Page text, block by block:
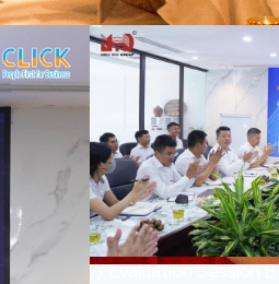
// Evaluation Session B